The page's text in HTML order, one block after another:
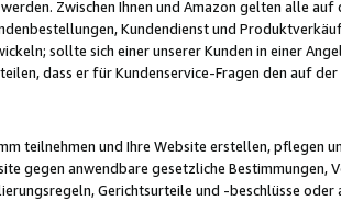
Zwischen Ihnen und Amazon gelten alle
Kundendienst und
sollte sich einer unserer Kunden in einer
dass er für Kundenservice-Fragen den auf
teilnehmen und Ihre Website erstellen, pflegen
gegen anwendbare gesetzliche Bestimmungen,
Gerichtsurteile und -beschlüsse oder